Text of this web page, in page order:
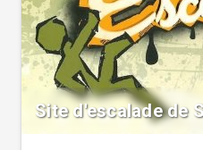
Site d'escalade de